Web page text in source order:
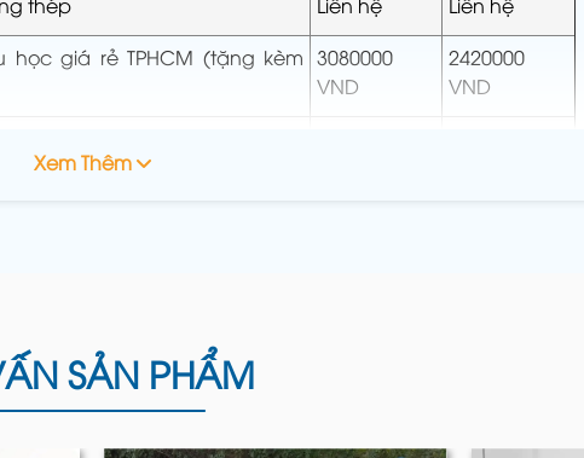
thép
Liên hệ
Liên hệ
học giá rẻ TPHCM (tặng kèm 3080000
VND
2420000
VND
sách (Tặng kèm ghế)
Xem Thêm
SẢN PHẨM